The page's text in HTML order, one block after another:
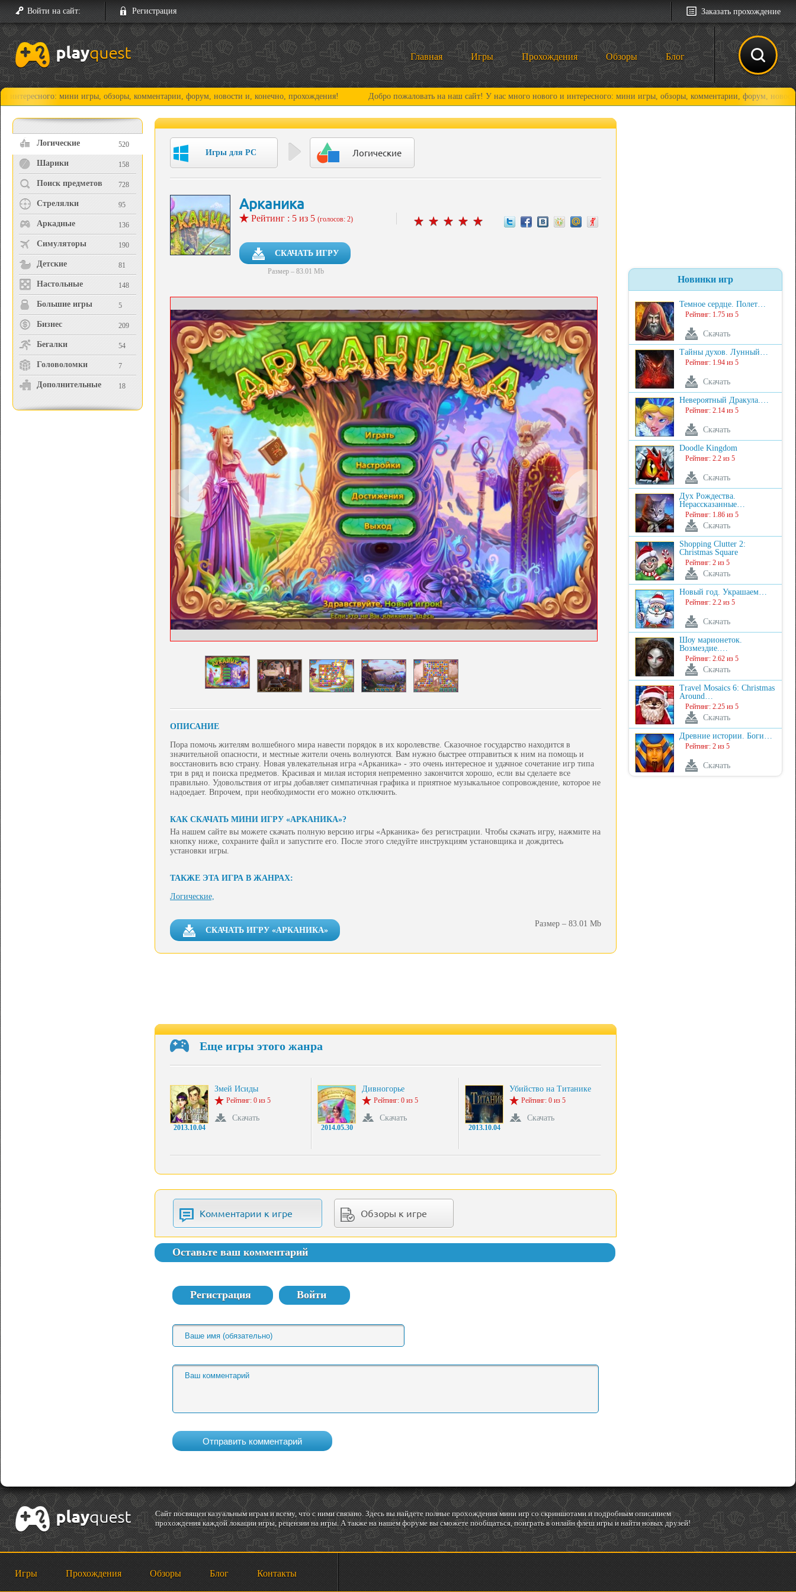
Войти на сайт: Регистрация Заказать прохождение
Главная Игры Прохождения Обзоры Блог
мини игры, обзоры, комментарии, форум, новости и, конечно, прохождения! Добро пожаловать на наш сайт! У нас много нового и интересного: мини игры, обзоры, комментарии, форум, новости и,
Логические 520
Шарики 158
Поиск предметов 728
Стрелялки 95
Аркадные 136
Симуляторы 190
Детские 81
Настольные 148
Большие игры 5
Бизнес 209
Бегалки 54
Головоломки 7
Дополнительные 18
Игры для PC Логические
Арканика
Рейтинг : 5 из 5 (голосов: 2)
СКАЧАТЬ ИГРУ
Размер – 83.01 Mb
ОПИСАНИЕ
Пора помочь жителям волшебного мира навести порядок в их королевстве. Сказочное государство находится в
значительной опасности, и местные жители очень волнуются. Вам нужно быстрее отправиться к ним на помощь и
восстановить всю страну. Новая увлекательная игра «Арканика» - это очень интересное и удачное сочетание игр типа
три в ряд и поиска предметов. Красивая и милая история непременно закончится хорошо, если вы сделаете все
правильно. Удовольствия от игры добавляет симпатичная графика и приятное музыкальное сопровождение, которое не
надоедает. Впрочем, при необходимости его можно отключить.
КАК СКАЧАТЬ МИНИ ИГРУ «АРКАНИКА»?
На нашем сайте вы можете скачать полную версию игры «Арканика» без регистрации. Чтобы скачать игру, нажмите на
кнопку ниже, сохраните файл и запустите его. После этого следуйте инструкциям установщика и дождитесь
установки игры.
ТАКЖЕ ЭТА ИГРА В ЖАНРАХ:
Логические,
СКАЧАТЬ ИГРУ «АРКАНИКА»
Размер – 83.01 Mb
Еще игры этого жанра
2013.10.04
Змей Исиды
Рейтинг: 0 из 5
Скачать
2014.05.30
Дивногорье
Рейтинг: 0 из 5
Скачать
2013.10.04
Убийство на Титанике
Рейтинг: 0 из 5
Скачать
Комментарии к игре Обзоры к игре
Оставьте ваш комментарий
Регистрация Войти
Новинки игр
Темное сердце. Полет…
Рейтинг: 1.75 из 5
Скачать
Тайны духов. Лунный…
Рейтинг: 1.94 из 5
Скачать
Невероятный Дракула.…
Рейтинг: 2.14 из 5
Скачать
Doodle Kingdom
Рейтинг: 2.2 из 5
Скачать
Дух Рождества.
Нерассказанные…
Рейтинг: 1.86 из 5
Скачать
Shopping Clutter 2:
Christmas Square
Рейтинг: 2 из 5
Скачать
Новый год. Украшаем…
Рейтинг: 2.2 из 5
Скачать
Шоу марионеток.
Возмездие.…
Рейтинг: 2.62 из 5
Скачать
Travel Mosaics 6: Christmas
Around…
Рейтинг: 2.25 из 5
Скачать
Древние истории. Боги…
Рейтинг: 2 из 5
Скачать
Cайт посвящен казуальным играм и всему, что с ними связано. Здесь вы найдете полные прохождения мини игр со скриншотами и подробным описанием
прохождения каждой локации игры, рецензии на игры. А также на нашем форуме вы сможете пообщаться, поиграть в онлайн флеш игры и найти новых друзей!
Игры Прохождения Обзоры Блог Контакты